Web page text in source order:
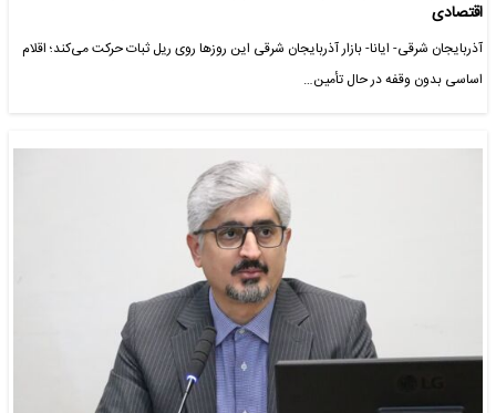
اقتصادی
آذربایجان شرقی- ایانا- بازار آذربایجان‌ شرقی این روزها روی ریل ثبات حرکت می‌کند؛ اقلام
اساسی بدون وقفه در حال تأمین…